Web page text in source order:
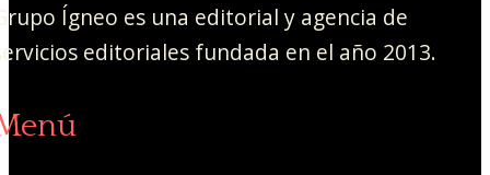
Ígneo es una editorial y agencia de
editoriales fundada en el año 2013.